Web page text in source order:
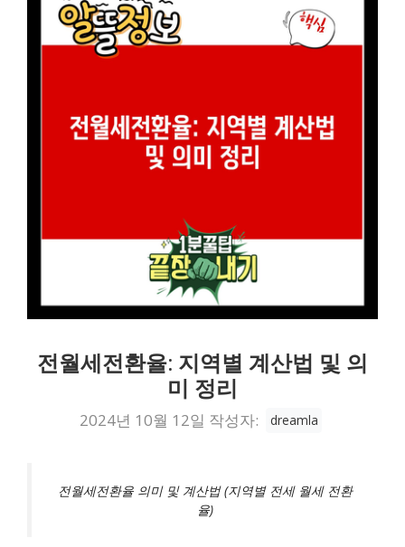
전월세전환율: 지역별 계산법 및 의
미 정리
2024년 10월 12일 작성자: dreamla
전월세전환율 의미 및 계산법 (지역별 전세 월세 전환
율)